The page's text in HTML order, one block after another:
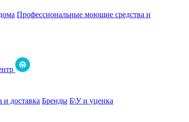
Профессиональные моющие средства и
и доставка Бренды Б\У и уценка